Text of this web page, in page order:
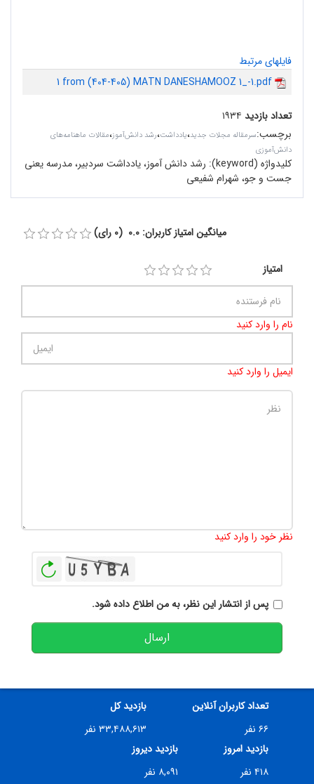
فایلهای مرتبط
1 from (404-405) MATN DANESHAMOOZ 1_-1.pdf
تعداد بازدید ۱۹۳۴
برچسب:سرمقاله مجلات جدید،یادداشت،رشد دانش‌آموز،مقالات ماهنامه‌های
دانش‌آموزی
کلیدواژه (keyword):
رشد دانش آموز، یادداشت سردبیر، مدرسه یعنی
جست و جو، شهرام شفیعی
میانگین امتیاز کاربران: 0.0 (0 رای)
امتیاز
نام را وارد کنید
ایمیل را وارد کنید
نظر خود را وارد کنید
پس از انتشار این نظر، به من اطلاع داده شود.
ارسال
تعداد کاربران آنلاین
۶۶ نفر
بازدید کل
۳۳,۴۸۸,۶۱۳ نفر
بازدید امروز
۴۱۸ نفر
بازدید دیروز
۸,۰۹۱ نفر